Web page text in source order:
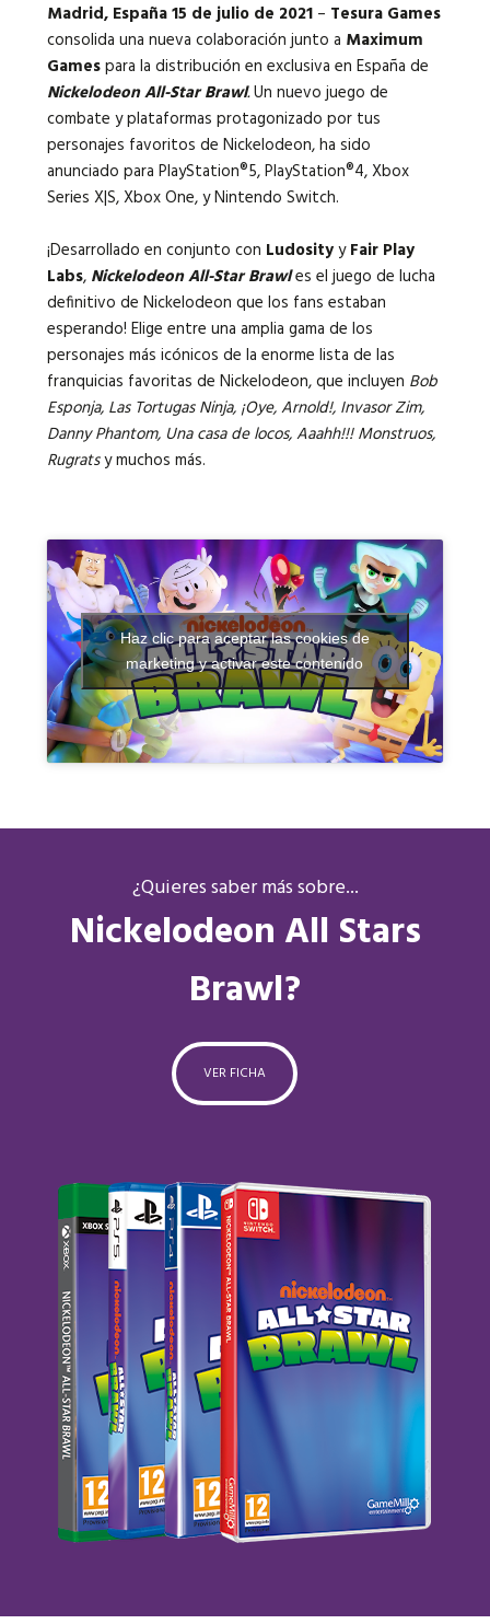
Madrid, España 15 de julio de 2021– Tesura Games
consolida una nueva colaboración junto a Maximum
Gamespara la distribución en exclusiva en España de
Nickelodeon All-Star Brawl.Un nuevo juego de
combate y plataformas protagonizado por tus
personajes favoritos de Nickelodeon, ha sido
anunciado para PlayStation®5, PlayStation®4, Xbox
Series X|S, Xbox One, y Nintendo Switch.
¡Desarrollado en conjunto con LudosityyFair Play
Labs, Nickelodeon All-Star Brawles el juego de lucha
definitivo de Nickelodeon que los fans estaban
esperando! Elige entre una amplia gama de los
personajes más icónicos de la enorme lista de las
franquicias favoritas de Nickelodeon, que incluyen Bob
Esponja, Las Tortugas Ninja, ¡Oye, Arnold!, Invasor Zim,
Danny Phantom, Una casa de locos, Aaahh!!! Monstruos,
Rugratsy muchos más.
Haz clic para aceptar las cookies de
marketing y activar este contenido
¿Quieres saber más sobre...
Nickelodeon All Stars
Brawl?
VER FICHA